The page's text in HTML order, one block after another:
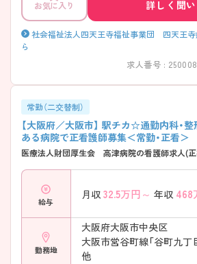
お気に入り
詳しく聞
社会福祉法人四天王寺福祉事業団 四天王
ら
求人番号 : 250008
常勤（二交替制）
【大阪府／大阪市】 駅チカ☆通勤内科・整
ある病院で正看護師募集＜常勤・正看＞
医療法人財団厚生会 高津病院の看護師求人(
給与
月収 32.5万円～ 年収 468
勤務地
大阪府大阪市中央区
大阪市営谷町線「谷町九丁
他